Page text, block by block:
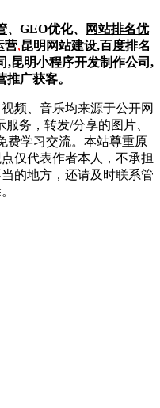
、GEO优化、
网站排名优
营,昆明网站建设,百度排名
,昆明小程序开发制作公司,
广获客。
频、音乐均来源于公开网
务，转发/分享的图片、
费学习交流。本站尊重原
仅代表作者本人，不承担
的地方，还请及时联系管